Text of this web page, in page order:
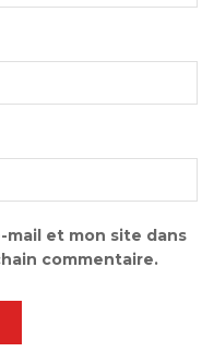
mail et mon site dans
commentaire.